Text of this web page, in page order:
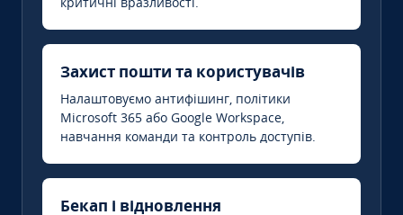
Захист пошти та користувачів
Налаштовуємо антифішинг, політики
Microsoft 365 або Google Workspace,
навчання команди та контроль доступів.
Бекап і відновлення